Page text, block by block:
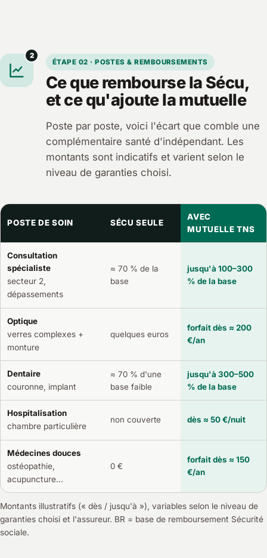
2
ÉTAPE 02 · POSTES & REMBOURSEMENTS
Ce que rembourse la Sécu,
et ce qu'ajoute la mutuelle
Poste par poste, voici l'écart que comble une
complémentaire santé d'indépendant. Les
montants sont indicatifs et varient selon le
niveau de garanties choisi.
POSTE DE SOIN SÉCU SEULE
AVEC
MUTUELLE TNS
Consultation
spécialiste
secteur 2,
dépassements
≈ 70 % de la
base
jusqu'à 100–300
% de la base
Optique
verres complexes +
monture
quelques euros
forfait dès ≈ 200
€/an
Dentaire
couronne, implant
≈ 70 % d'une
base faible
jusqu'à 300–500
% de la base
Hospitalisation
chambre particulière
non couverte dès ≈ 50 €/nuit
Médecines douces
ostéopathie,
acupuncture…
0 €
forfait dès ≈ 150
€/an
Montants illustratifs (« dès / jusqu'à »), variables selon le niveau de
garanties choisi et l'assureur. BR = base de remboursement Sécurité
sociale.